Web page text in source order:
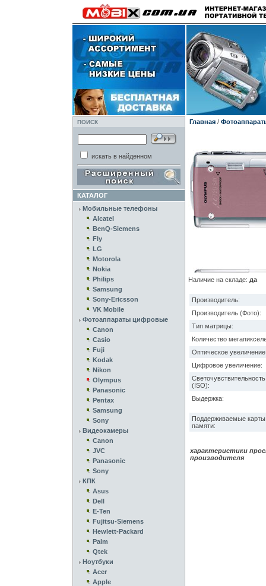
ПОИСК
искать в найденном
КАТАЛОГ
Мобильные телефоны
Alcatel
BenQ-Siemens
Fly
LG
Motorola
Nokia
Philips
Samsung
Sony-Ericsson
VK Mobile
Фотоаппараты цифровые
Canon
Casio
Fuji
Kodak
Nikon
Olympus
Panasonic
Pentax
Samsung
Sony
Видеокамеры
Canon
JVC
Panasonic
Sony
КПК
Asus
Dell
E-Ten
Fujitsu-Siemens
Hewlett-Packard
Palm
Qtek
Ноутбуки
Acer
Apple
Главная/
Наличие на складе: да
Производитель:
Производитель (Фото):
Тип матрицы:
Количество
Оптическое
Цифровое увеличение:
Светочувствительность
(ISO):
Выдержка:
Поддерживаемые карты
памяти:
характеристики
производителя